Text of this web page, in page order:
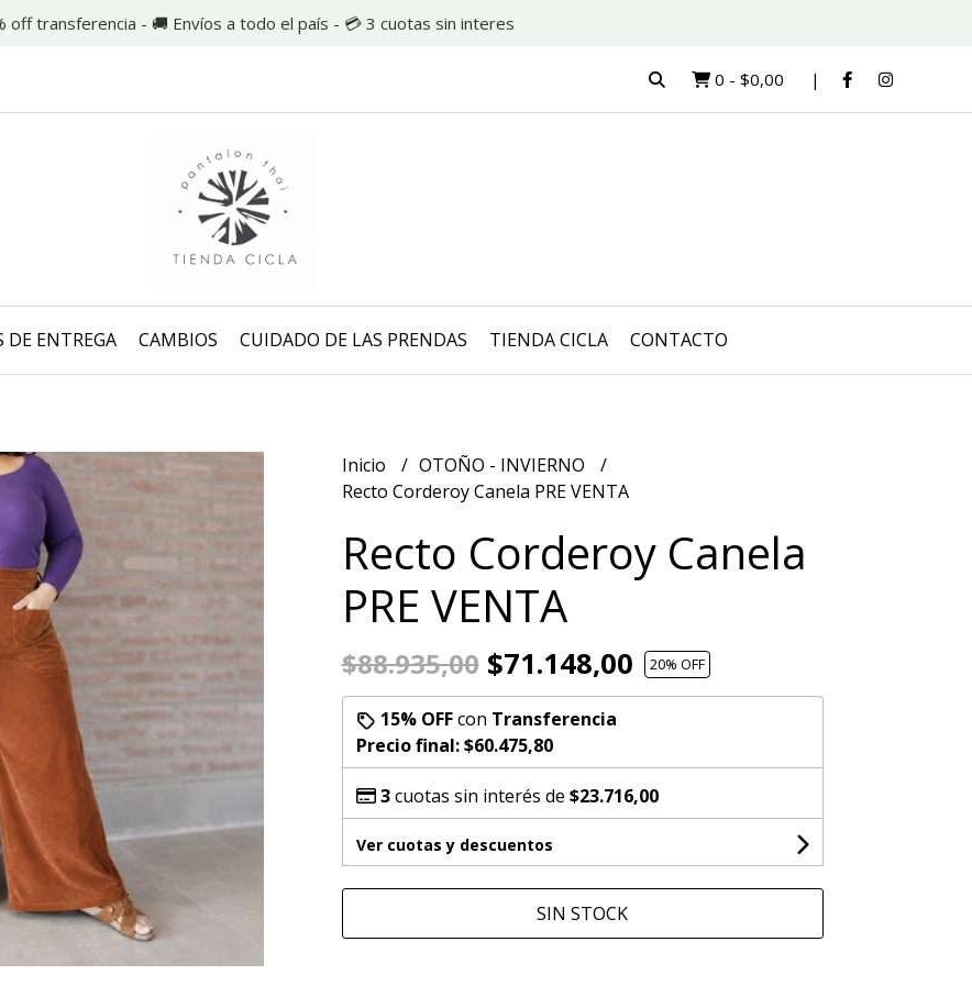
off transferencia - 🚚 Envíos a todo el país - 💳 3 cuotas sin interes
0 - $0,00
DE ENTREGA CAMBIOS CUIDADO DE LAS PRENDAS TIENDA CICLA CONTACTO
Inicio
OTOÑO - INVIERNO
Recto Corderoy Canela PRE VENTA
Recto Corderoy Canela
PRE VENTA
$88.935,00$71.148,00 20% OFF
15% OFFcon Transferencia
Precio final:$60.475,80
3cuotas sin interés de $23.716,00
Ver cuotas y descuentos
SIN STOCK